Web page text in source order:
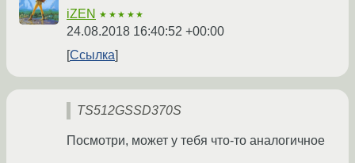
iZEN ★★★★★
24.08.2018 16:40:52 +00:00
Ссылка
TS512GSSD370S
Посмотри, может у тебя что-то аналогичное